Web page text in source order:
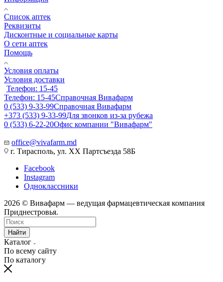
Список аптек
Реквизиты
Дисконтные и социальные карты
О сети аптек
Помощь
Условия оплаты
Условия доставки
Телефон: 15-45
Телефон: 15-45Справочная Вивафарм
0 (533) 9-33-99Справочная Вивафарм
+373 (533) 9-33-99Для звонков из-за рубежа
0 (533) 6-22-20Офис компании "Вивафарм"
office@vivafarm.md
г. Тирасполь, ул. ХХ Партсъезда 58Б
Facebook
Instagram
Одноклассники
2026 © Вивафарм — ведущая фармацевтическая компания
Приднестровья.
Найти
Каталог
По всему сайту
По каталогу